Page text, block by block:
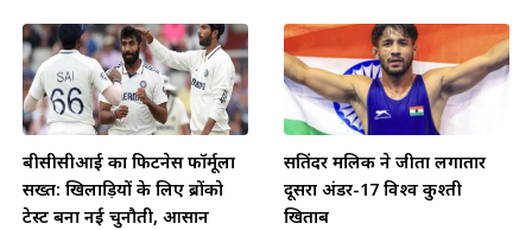
बीसीसीआई का फिटनेस फॉर्मूला
सख्त: खिलाड़ियों के लिए ब्रोंको
टेस्ट बना नई चुनौती, आसान
सतिंदर मलिक ने जीता लगातार
दूसरा अंडर-17 विश्व कुश्ती
खिताब